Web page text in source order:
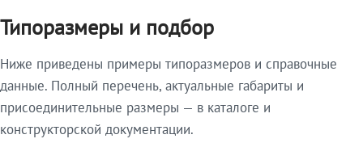
Типоразмеры и подбор
Ниже приведены примеры типоразмеров и справочные
данные. Полный перечень, актуальные габариты и
присоединительные размеры — в каталоге и
конструкторской документации.